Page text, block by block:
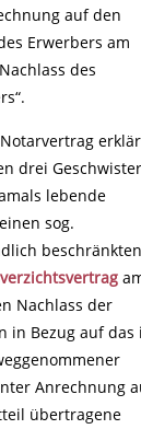
auf den
Erwerbers am
des
drei Geschwister
lebende
sog.
beschränkten
Nachlass der
in Bezug auf das
Anrechnung
übertragene